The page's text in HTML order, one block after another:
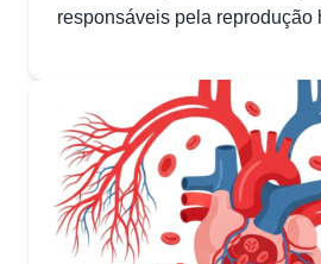
responsáveis pela reprodução